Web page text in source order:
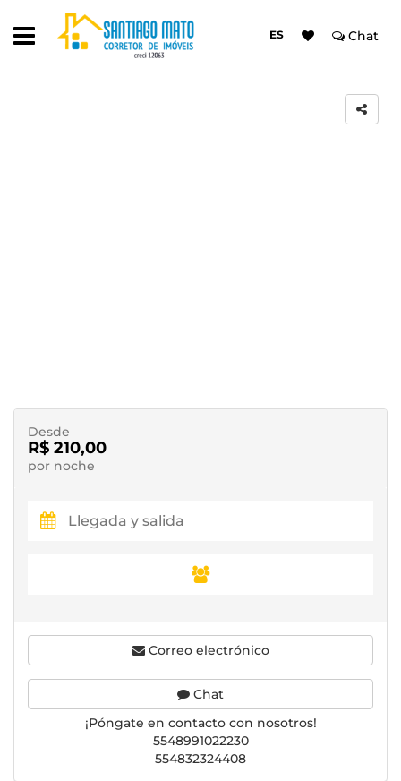
ES Chat
Desde
R$ 210,00
por noche
Correo electrónico
Chat
¡Póngate en contacto con nosotros!
5548991022230
554832324408